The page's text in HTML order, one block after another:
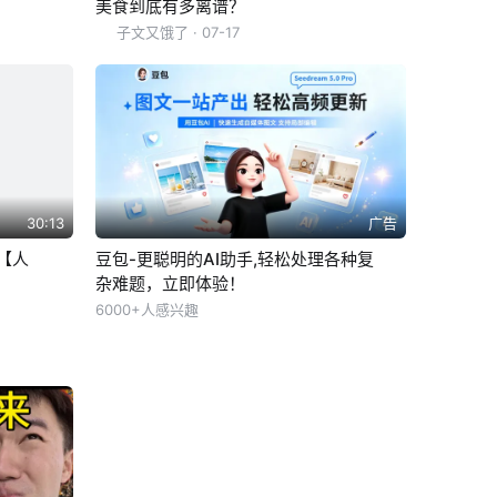
美食到底有多离谱？
子文又饿了 · 07-17
30:13
人
广告
豆包-更聪明的AI助手,轻松处理各种复
杂难题，立即体验！
6000+人感兴趣